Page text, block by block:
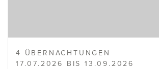
4 ÜBERNACHTUNGEN
17.07.2026 BIS 13.09.2026